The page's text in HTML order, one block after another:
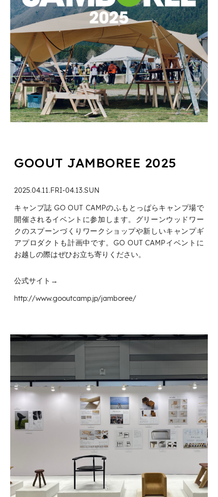
GOOUT JAMBOREE 2025
2025.04.11.FRI-04.13.SUN
キャンプ誌 GO OUT CAMPのふもとっぱらキャンプ場で
開催されるイベントに参加します。グリーンウッドワー
クのスプーンづくりワークショップや新しいキャンプギ
アプロダクトも計画中です。GO OUT CAMPイベントに
お越しの際はぜひお立ち寄りください。
公式サイト→
http://www.gooutcamp.jp/jamboree/